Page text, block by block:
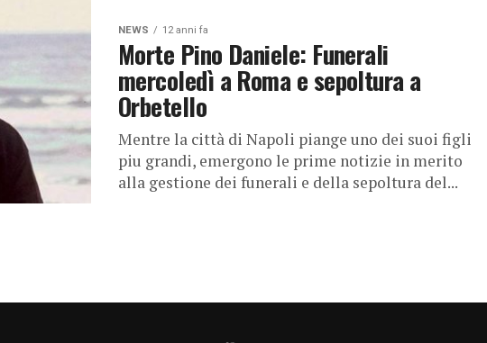
NEWS 12 anni fa
Morte Pino Daniele: Funerali
mercoledì a Roma e sepoltura a
Orbetello
Mentre la città di Napoli piange uno dei suoi figli
piu grandi, emergono le prime notizie in merito
alla gestione dei funerali e della sepoltura del...